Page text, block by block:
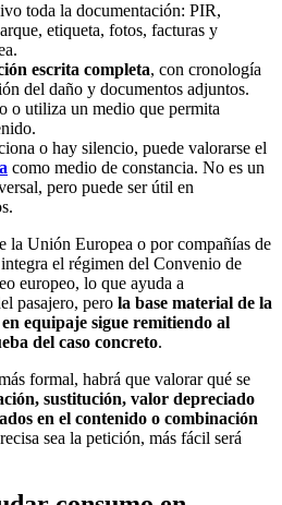
toda la documentación: PIR,
etiqueta, fotos, facturas y
escrita completa, con cronología
del daño y documentos adjuntos.
o utiliza un medio que permita
o hay silencio, puede valorarse el
como medio de constancia. No es un
pero puede ser útil en
la Unión Europea o por compañías de
el régimen del Convenio de
europeo, lo que ayuda a
pasajero, pero la base material de la
equipaje sigue remitiendo al
del caso concreto.
formal, habrá que valorar qué se
sustitución, valor depreciado
en el contenido o combinación
sea la petición, más fácil será